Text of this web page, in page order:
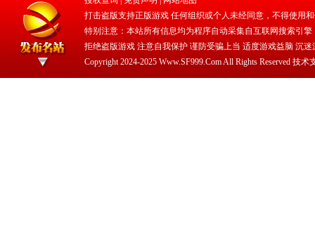
打击盗版支持正版游戏 任何组织或个人未经同意，不得使用
特别注意：本站所有信息均为程序自动采集自互联网搜索引
拒绝盗版游戏 注意自我保护 谨防受骗上当 适度游戏益脑 沉
Copyright 2024-2025 Www.SF999.Com All Rights Reserved 技术